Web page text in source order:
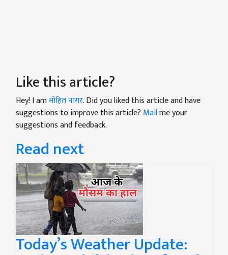
Like this article?
Hey! I amमोहित नागर. Did you liked this article and have
suggestions to improve this article? Mailme your
suggestions and feedback.
Read next
Today’s Weather Update: